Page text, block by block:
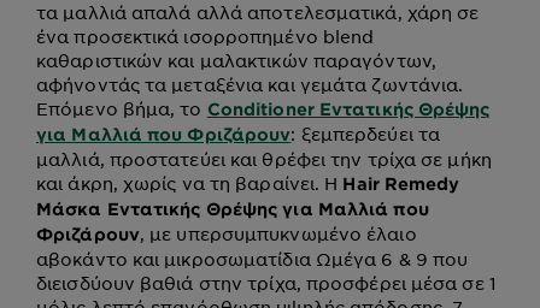
τα μαλλιά απαλά αλλά αποτελεσματικά, χάρη σε
ένα προσεκτικά ισορροπημένο blend
καθαριστικών και μαλακτικών παραγόντων,
αφήνοντάς τα μεταξένια και γεμάτα ζωντάνια.
Επόμενο βήμα, το Conditioner Εντατικής Θρέψης
για Μαλλιά που Φριζάρουν: ξεμπερδεύει τα
μαλλιά, προστατεύει και θρέφει την τρίχα σε μήκη
και άκρη, χωρίς να τη βαραίνει. Η Hair Remedy
Μάσκα Εντατικής Θρέψης για Μαλλιά που
Φριζάρουν, με υπερσυμπυκνωμένο έλαιο
αβοκάντο και μικροσωματίδια Ωμέγα 6 & 9 που
διεισδύουν βαθιά στην τρίχα, προσφέρει μέσα σε 1